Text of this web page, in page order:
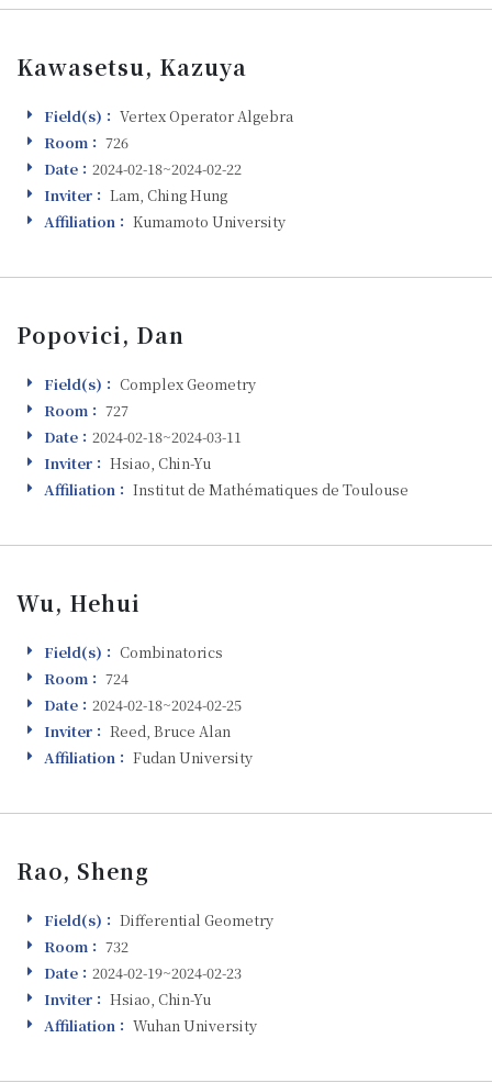
Kawasetsu, Kazuya
Field(s)
Field(s)： Vertex Operator Algebra
Room
Room： 726
Visiting
Date： 2024-02-18~2024-02-22
Inviter
Inviter： Lam, Ching Hung
Affiliation
Affiliation： Kumamoto University
Popovici, Dan
Field(s)
Field(s)： Complex Geometry
Room
Room： 727
Visiting
Date： 2024-02-18~2024-03-11
Inviter
Inviter： Hsiao, Chin-Yu
Affiliation
Affiliation： Institut de Mathématiques de Toulouse
Wu, Hehui
Field(s)
Field(s)： Combinatorics
Room
Room： 724
Visiting
Date： 2024-02-18~2024-02-25
Inviter
Inviter： Reed, Bruce Alan
Affiliation
Affiliation： Fudan University
Rao, Sheng
Field(s)
Field(s)： Differential Geometry
Room
Room： 732
Visiting
Date： 2024-02-19~2024-02-23
Inviter
Inviter： Hsiao, Chin-Yu
Affiliation
Affiliation： Wuhan University